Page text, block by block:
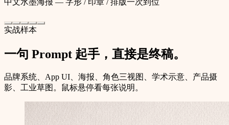
实战样本
一句 Prompt 起手，直接是终稿。
品牌系统、App UI、海报、角色三视图、学术示意、产品摄
影、工业草图。鼠标悬停看每张说明。